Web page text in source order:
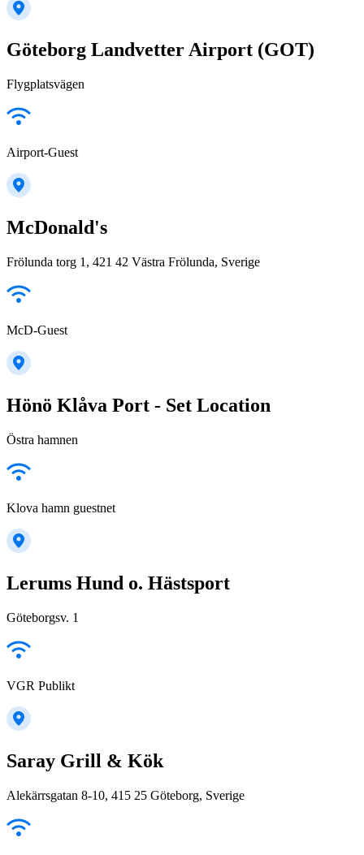
Göteborg Landvetter Airport (GOT)
Flygplatsvägen
Airport-Guest
McDonald's
Frölunda torg 1, 421 42 Västra Frölunda, Sverige
McD-Guest
Hönö Klåva Port - Set Location
Östra hamnen
Klova hamn guestnet
Lerums Hund o. Hästsport
Göteborgsv. 1
VGR Publikt
Saray Grill & Kök
Alekärrsgatan 8-10, 415 25 Göteborg, Sverige